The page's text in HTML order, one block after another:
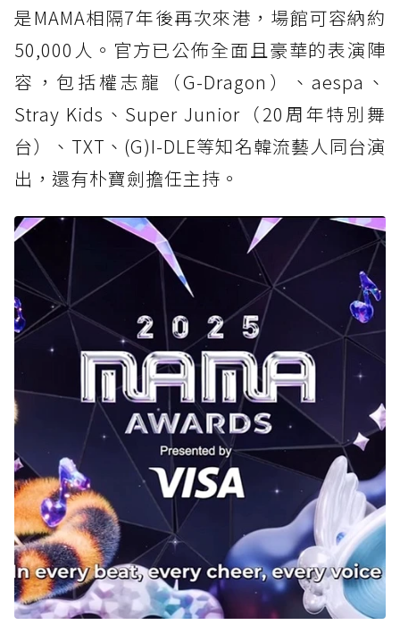
是MAMA相隔7年後再次來港，場館可容納約
50,000人。官方已公佈全面且豪華的表演陣
容，包括權志龍（G-Dragon）、aespa、
Stray Kids、Super Junior（20周年特別舞
台）、TXT、(G)I-DLE等知名韓流藝人同台演
出，還有朴寶劍擔任主持。